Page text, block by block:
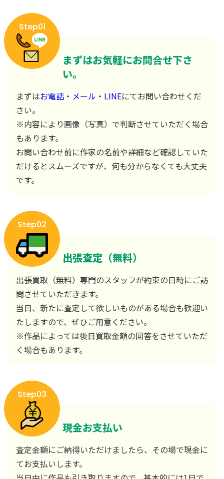
Step01
まずはお気軽にお問合せ下さ
い。
まずはお電話 ・ メール ・ LINEにてお問い合わせくだ
さい。
※内容により画像（写真）で判断させていただく場合
もあります。
お問い合わせ前に作家の名前や詳細など確認していた
だけるとスムーズですが、何も分からなくても大丈夫
です。
Step02
出張査定（無料）
出張買取（無料）専門のスタッフが約束の日時にご訪
問させていただきます。
当日、新たに査定して欲しいものがある場合も歓迎い
たしますので、ぜひご用意ください。
※作品によっては後日買取金額の回答をさせていただ
く場合もあります。
Step03
現金お支払い
査定金額にご納得いただけましたら、その場で現金に
てお支払いします。